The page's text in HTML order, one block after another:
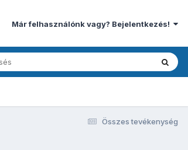
Már felhasználónk vagy? Bejelentkezés!
Összes tevékenység